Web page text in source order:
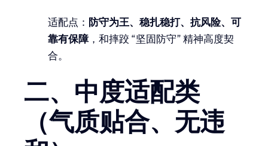
适配点： 防守为王、稳扎稳打、抗风险、可
靠有保障，和摔跤 “坚固防守” 精神高度契
合。
二、中度适配类
（气质贴合、无违